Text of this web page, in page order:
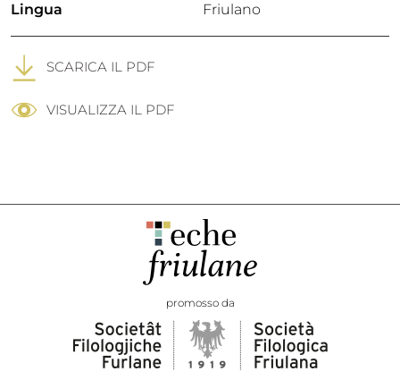
Lingua
Friulano
SCARICA IL PDF
VISUALIZZA IL PDF
promosso da